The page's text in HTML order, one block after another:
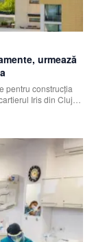
urmează
pentru construcția
Iris din Cluj-